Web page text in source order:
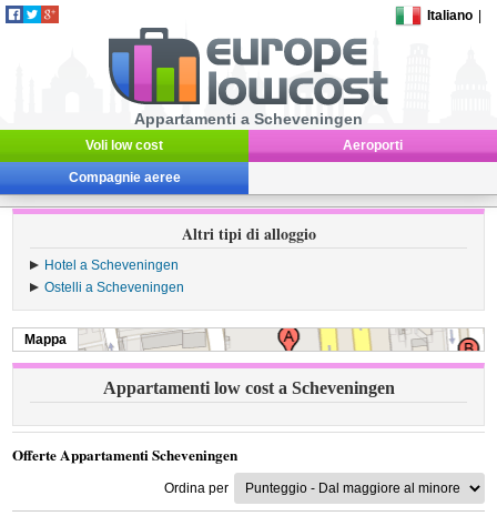
Italiano
Appartamenti a Scheveningen
Voli low cost Aeroporti
Compagnie aeree
Altri tipi di alloggio
Hotel a Scheveningen
Ostelli a Scheveningen
Mappa
Appartamenti low cost a Scheveningen
Offerte Appartamenti Scheveningen
Ordina per